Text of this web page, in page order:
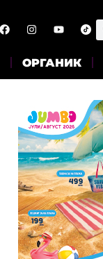
ОРГАНИК